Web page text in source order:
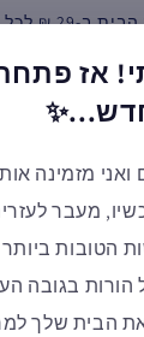
₪ לכל הארץ
חזר לפעילות!
✨ למעבר
אז
ואני מזמינה
מעבר
הטובות
בגובה
הבית שלך